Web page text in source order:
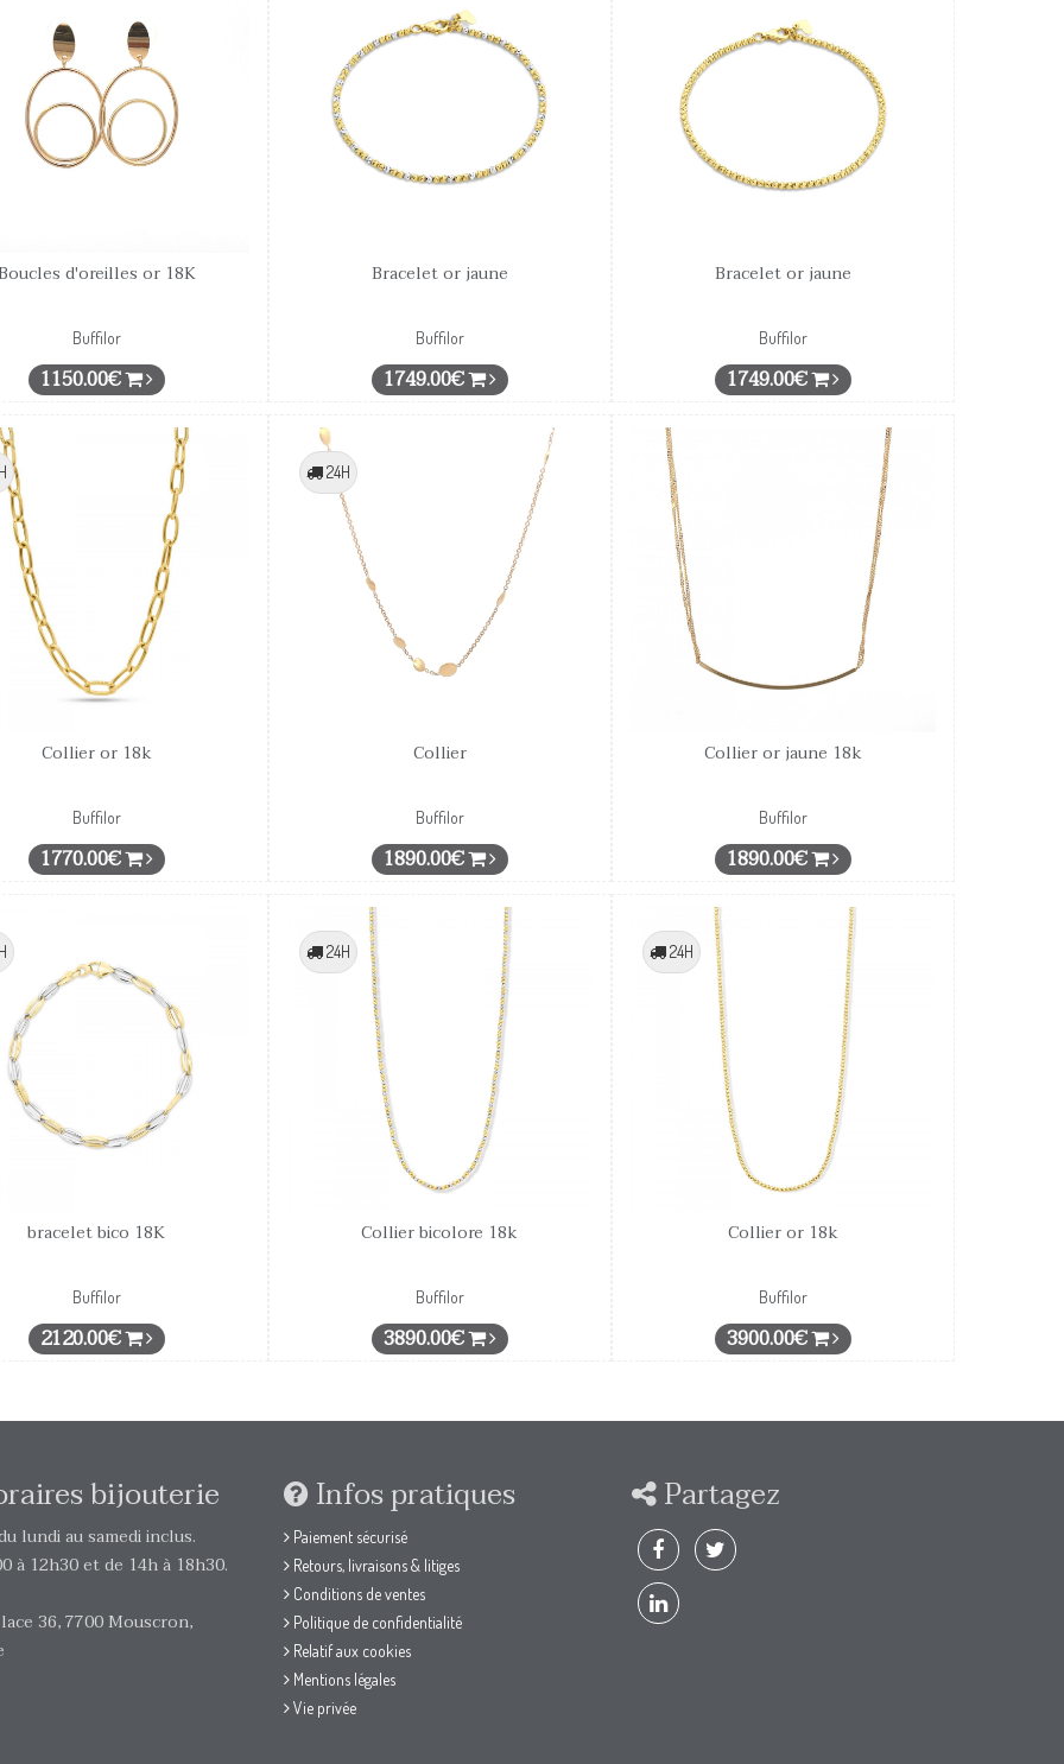
d'oreilles or 18K
Buffilor
1150.00€
Bracelet or jaune
Buffilor
1749.00€
Bracelet or jaune
Buffilor
1749.00€
Collier or 18k
Buffilor
1770.00€
24H
Collier
Buffilor
1890.00€
Collier or jaune 18k
Buffilor
1890.00€
bracelet bico 18K
Buffilor
2120.00€
24H
Collier bicolore 18k
Buffilor
3890.00€
24H
Collier or 18k
Buffilor
3900.00€
bijouterie
lundi au samedi inclus.
à 12h30 et de 14h à 18h30.
36, 7700 Mouscron,
Infos pratiques
Paiement sécurisé
Retours, livraisons & litiges
Conditions de ventes
Politique de confidentialité
Relatif aux cookies
Mentions légales
Vie privée
Partagez